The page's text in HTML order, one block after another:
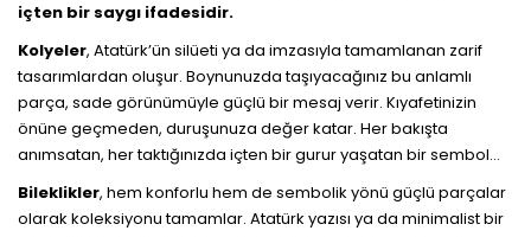
içten bir saygı ifadesidir.
Kolyeler, Atatürk’ün silüeti ya da imzasıyla tamamlanan zarif
tasarımlardan oluşur. Boynunuzda taşıyacağınız bu anlamlı
parça, sade görünümüyle güçlü bir mesaj verir. Kıyafetinizin
önüne geçmeden, duruşunuza değer katar. Her bakışta
anımsatan, her taktığınızda içten bir gurur yaşatan bir sembol…
Bileklikler, hem konforlu hem de sembolik yönü güçlü parçalar
olarak koleksiyonu tamamlar. Atatürk yazısı ya da minimalist bir